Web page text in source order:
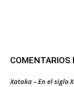
COMENTARIOS
Xataka – En el siglo